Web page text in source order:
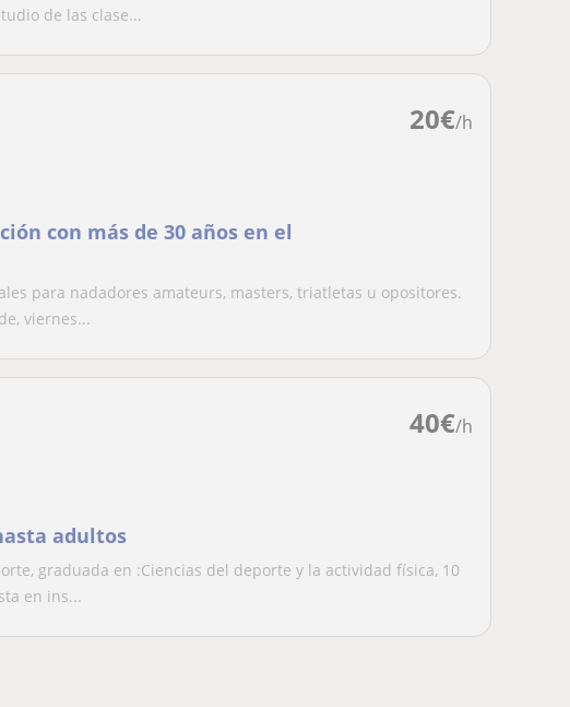
de las clase...
20€/h
con más de 30 años en el
para nadadores amateurs, masters, triatletas u opositores.
viernes...
40€/h
adultos
graduada en :Ciencias del deporte y la actividad física, 10
en ins...